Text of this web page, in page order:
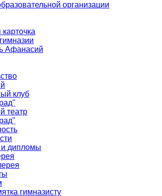
организации
карточка
Афанасий
клуб
театр
дипломы
гимназисту